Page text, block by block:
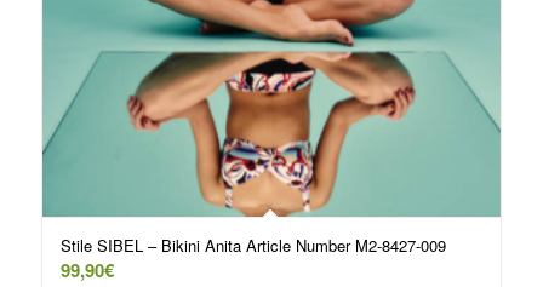
Stile SIBEL – Bikini Anita Article Number M2-8427-009
99,90€